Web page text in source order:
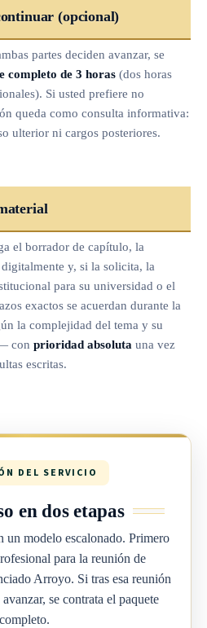
(opcional)
partes deciden avanzar, se
completo de 3 horas (dos horas
Si usted prefiere no
queda como consulta informativa:
ulterior ni cargos posteriores.
el borrador de capítulo, la
y, si la solicita, la
para su universidad o el
exactos se acuerdan durante la
la complejidad del tema y su
con prioridad absoluta una vez
escritas.
DEL SERVICIO
en dos etapas
modelo escalonado. Primero
para la reunión de
Arroyo. Si tras esa reunión
se contrata el paquete
completo.